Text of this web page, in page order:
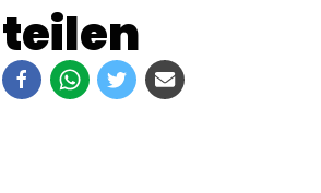
teilen